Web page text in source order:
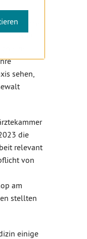
zwischen
Gewalt
sehen,
die
relevant
von
am
stellten
einige